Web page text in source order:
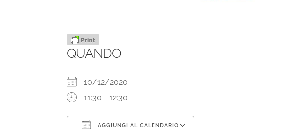
QUANDO
10/12/2020
11:30 - 12:30
AGGIUNGI AL CALENDARIO